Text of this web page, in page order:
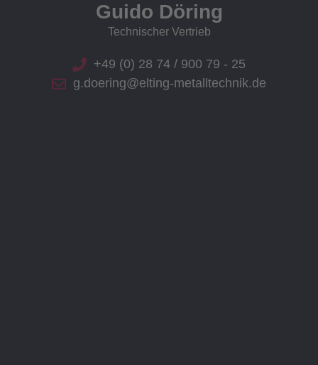
Guido Döring
Technischer Vertrieb
+49 (0) 28 74 / 900 79 - 25
g.doering@elting-metalltechnik.de